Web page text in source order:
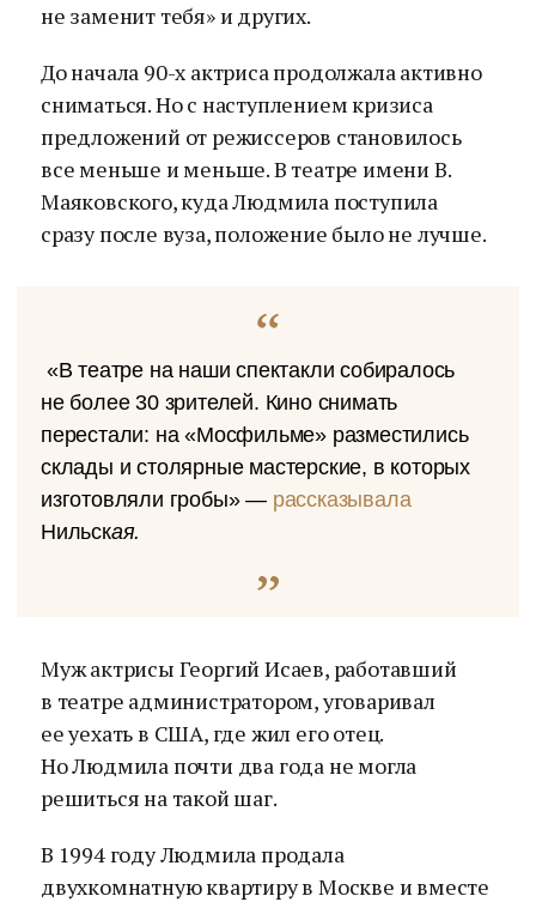
не заменит тебя» и других.
До начала 90-х актриса продолжала активно
сниматься. Но с наступлением кризиса
предложений от режиссеров становилось
все меньше и меньше. В театре имени В.
Маяковского, куда Людмила поступила
сразу после вуза, положение было не лучше.
«В театре на наши спектакли собиралось
не более 30 зрителей. Кино снимать
перестали: на «Мосфильме» разместились
склады и столярные мастерские, в которых
изготовляли гробы» — рассказывала
Нильская.
Муж актрисы Георгий Исаев, работавший
в театре администратором, уговаривал
ее уехать в США, где жил его отец.
Но Людмила почти два года не могла
решиться на такой шаг.
В 1994 году Людмила продала
двухкомнатную квартиру в Москве и вместе